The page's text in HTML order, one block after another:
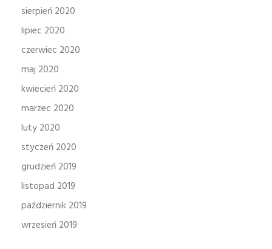
sierpień 2020
lipiec 2020
czerwiec 2020
maj 2020
kwiecień 2020
marzec 2020
luty 2020
styczeń 2020
grudzień 2019
listopad 2019
październik 2019
wrzesień 2019